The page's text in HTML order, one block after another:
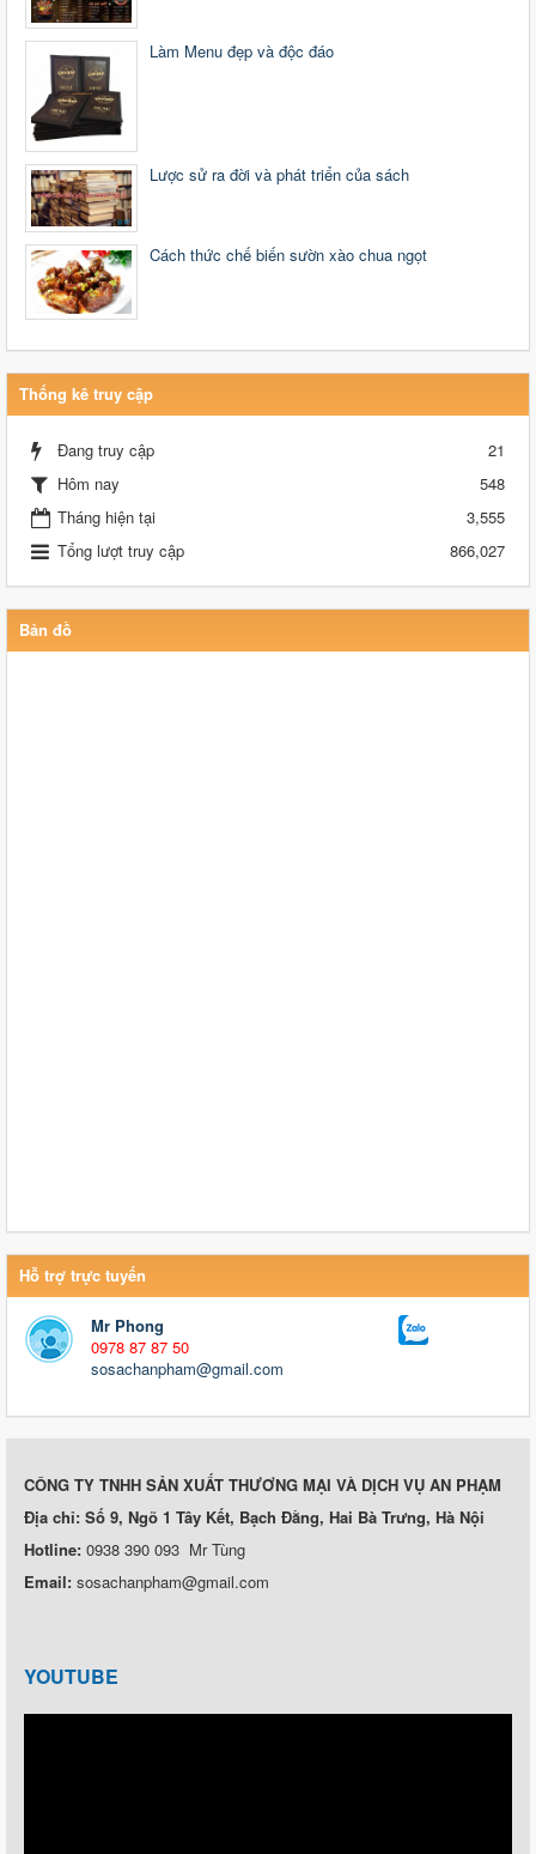
Làm Menu đẹp và độc đáo
Lược sử ra đời và phát triển của sách
Cách thức chế biến sườn xào chua ngọt
Thống kê truy cập
Đang truy cập
21
Hôm nay
548
Tháng hiện tại
3,555
Tổng lượt truy cập
866,027
Bản đồ
Hỗ trợ trực tuyến
Mr Phong
0978 87 87 50
sosachanpham@gmail.com
CÔNG TY TNHH SẢN XUẤT THƯƠNG MẠI VÀ DỊCH VỤ AN PHẠM
Địa chỉ: Số 9, Ngõ 1 Tây Kết, Bạch Đằng, Hai Bà Trưng, Hà Nội
Hotline: 0938 390 093 Mr Tùng
Email: sosachanpham@gmail.com
YOUTUBE